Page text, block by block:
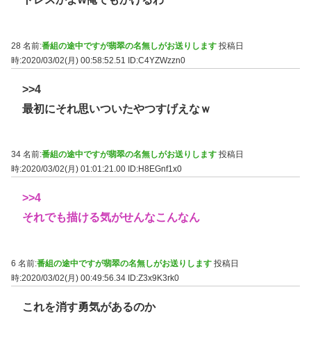
28 名前:番組の途中ですが翡翠の名無しがお送りします 投稿日
時:2020/03/02(月) 00:58:52.51 ID:C4YZWzzn0
>>4
最初にそれ思いついたやつすげえなｗ
34 名前:番組の途中ですが翡翠の名無しがお送りします 投稿日
時:2020/03/02(月) 01:01:21.00 ID:H8EGnf1x0
>>4
それでも描ける気がせんなこんなん
6 名前:番組の途中ですが翡翠の名無しがお送りします 投稿日
時:2020/03/02(月) 00:49:56.34 ID:Z3x9K3rk0
これを消す勇気があるのか